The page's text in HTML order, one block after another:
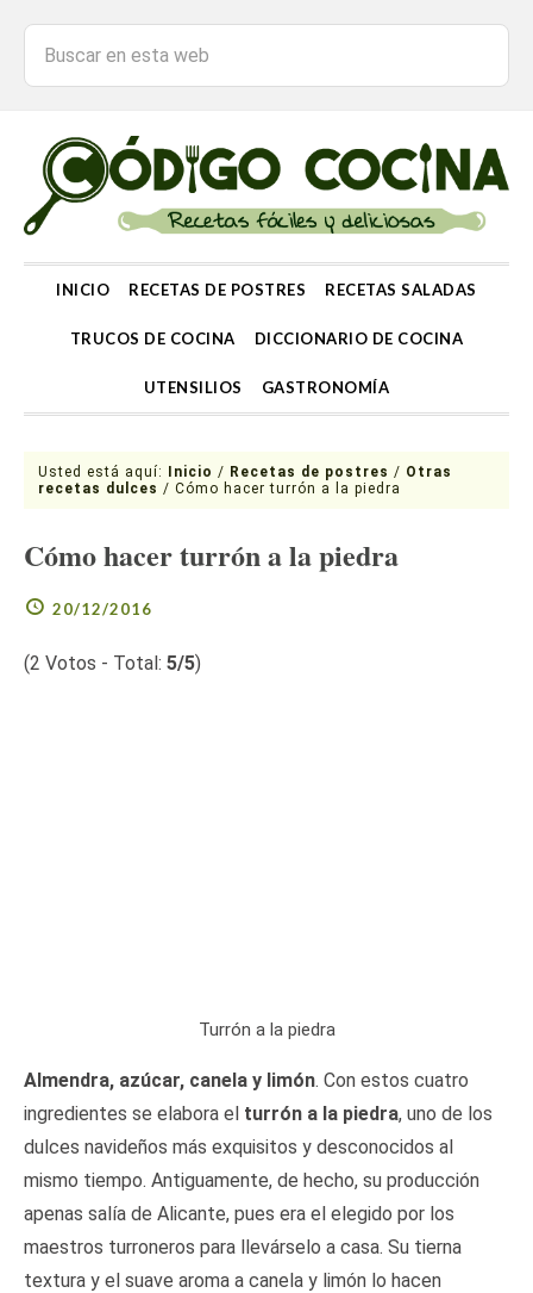
INICIO RECETAS DE POSTRES RECETAS SALADAS
TRUCOS DE COCINA DICCIONARIO DE COCINA
UTENSILIOS GASTRONOMÍA
Usted está aquí: Inicio / Recetas de postres / Otras
recetas dulces / Cómo hacer turrón a la piedra
Cómo hacer turrón a la piedra
20/12/2016
(2 Votos - Total: 5/5)
Turrón a la piedra
Almendra, azúcar, canela y limón. Con estos cuatro
ingredientes se elabora el turrón a la piedra, uno de los
dulces navideños más exquisitos y desconocidos al
mismo tiempo. Antiguamente, de hecho, su producción
apenas salía de Alicante, pues era el elegido por los
maestros turroneros para llevárselo a casa. Su tierna
textura y el suave aroma a canela y limón lo hacen